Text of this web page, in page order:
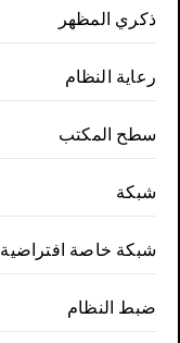
ذكري المظهر
رعاية النظام
سطح المكتب
شبكة
شبكة خاصة افتراضية
ضبط النظام